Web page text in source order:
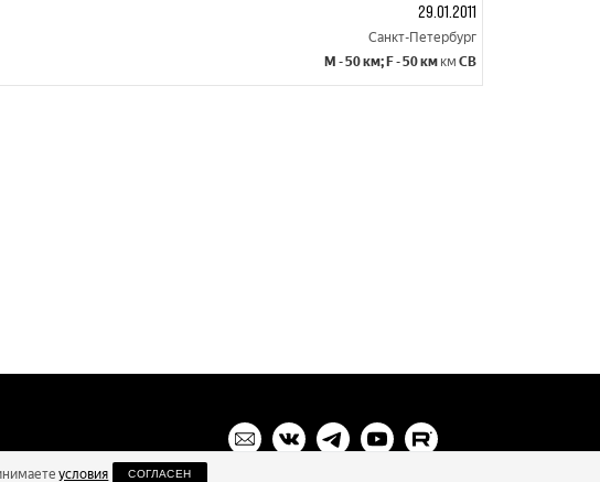
29.01.2011
Санкт-Петербург
M - 50 км; F - 50 км км СВ
условия СОГЛАСЕН